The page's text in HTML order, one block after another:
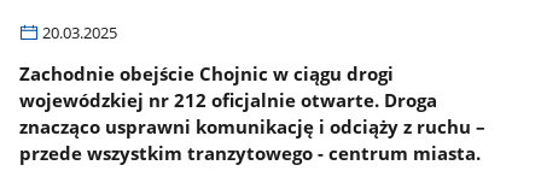
20.03.2025
Zachodnie obejście Chojnic w ciągu drogi
wojewódzkiej nr 212 oficjalnie otwarte. Droga
znacząco usprawni komunikację i odciąży z ruchu –
przede wszystkim tranzytowego - centrum miasta.